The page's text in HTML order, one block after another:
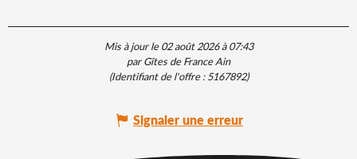
Mis à jour le 02 août 2026 à 07:43
par Gîtes de France Ain
(Identifiant de l'offre :5167892)
Signaler une erreur